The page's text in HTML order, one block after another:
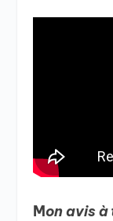
Mon avis